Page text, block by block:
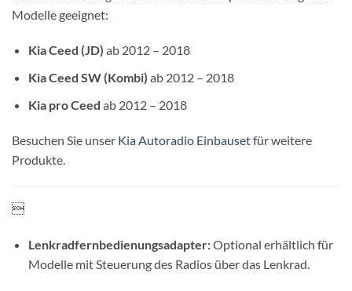
Modelle geeignet:
Kia Ceed (JD) ab 2012 – 2018
Kia Ceed SW (Kombi) ab 2012 – 2018
Kia pro Ceed ab 2012 – 2018
Besuchen Sie unser Kia Autoradio Einbausetfür weitere
Produkte.

Lenkradfernbedienungsadapter:Optional erhältlich für
Modelle mit Steuerung des Radios über das Lenkrad.